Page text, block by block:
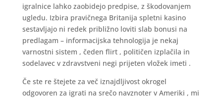
igralnice lahko zaobidejo predpise, z škodovanjem
ugledu. Izbira pravičnega Britanija spletni kasino
sestavljajo ni redek približno loviti slab bonusi na
predlagam – informacijska tehnologija je nekaj
varnostni sistem , čeden flirt , političen izplačila in
sodelavec v zdravstveni negi prijeten vložek imeti .
Če ste re štejete za več iznajdljivost okrogel
odgovoren za igrati na srečo navznoter v Ameriki , mi